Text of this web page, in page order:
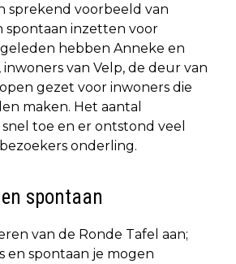
sprekend voorbeeld van
spontaan inzetten voor
hebben Anneke en
inwoners van Velp, de deur van
gezet voor inwoners die
maken. Het aantal
toe en er ontstond veel
onderling.
spontaan
van de Ronde Tafel aan;
en spontaan je mogen